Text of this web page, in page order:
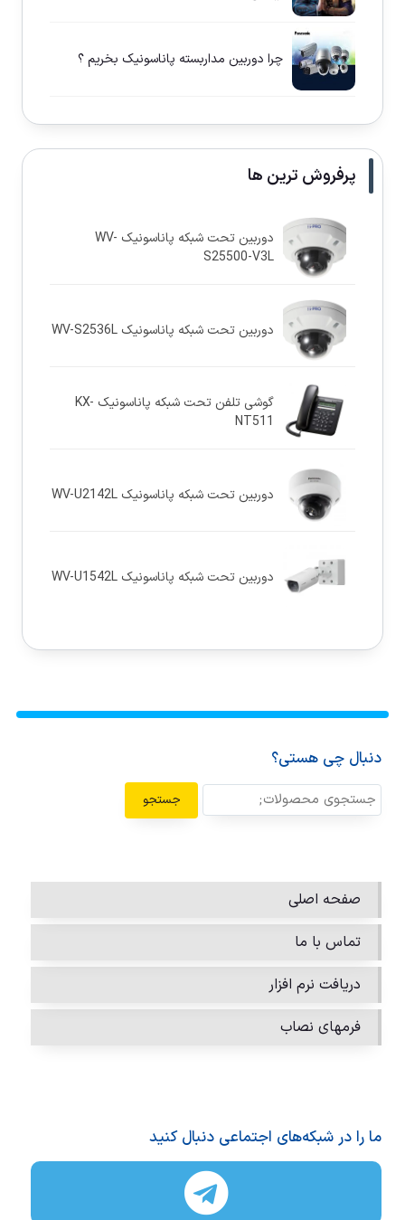
چرا دوربين مداربسته پاناسونيک بخريم ؟
پرفروش ترین ها
دوربین تحت شبکه پاناسونيک WV-
S25500-V3L
دوربین تحت شبکه پاناسونيک WV-S2536L
گوشی تلفن تحت شبکه پاناسونیک KX-
NT511
دوربین تحت شبکه پاناسونيک WV-U2142L
دوربین تحت شبکه پاناسونيک WV-U1542L
دنبال چی هستی؟
جستجو
صفحه اصلی
تماس با ما
دریافت نرم افزار
فرمهای نصاب
ما را در شبکه‌های اجتماعی دنبال کنید